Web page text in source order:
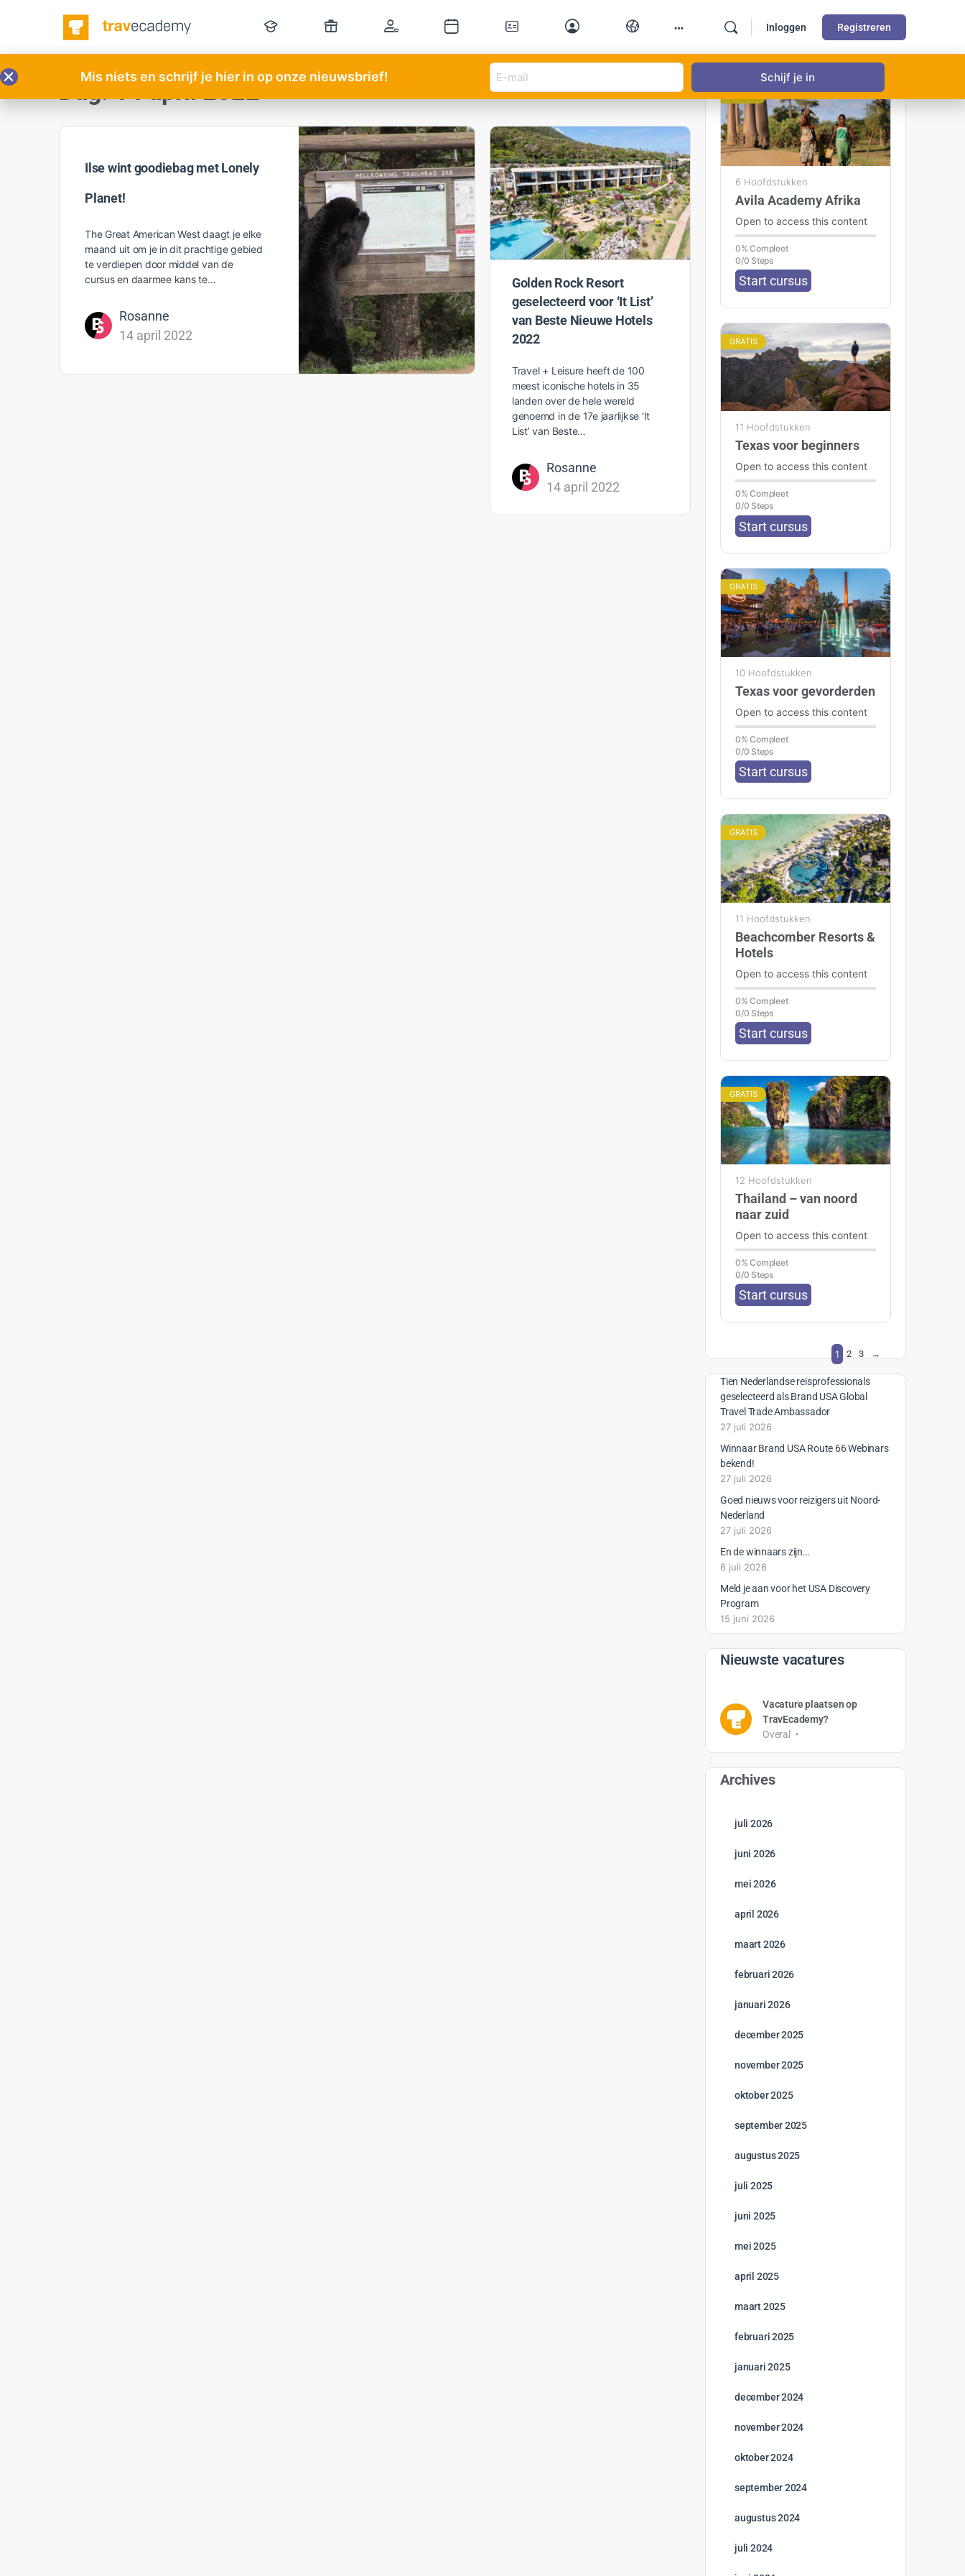
Inloggen Registreren
Dag:14 april 2022
Ilse wint goodiebag met Lonely
Planet!
The Great American West daagt je elke
maand uit om je in dit prachtige gebied
te verdiepen door middel van de
cursus en daarmee kans te…
Rosanne
14 april 2022
Golden Rock Resort
geselecteerd voor ‘It List’
van Beste Nieuwe Hotels
2022
Travel + Leisure heeft de 100
meest iconische hotels in 35
landen over de hele wereld
genoemd in de 17e jaarlijkse ‘It
List’ van Beste…
Rosanne
14 april 2022
6 Hoofdstukken
Avila Academy Afrika
Open to access this content
0% Compleet
0/0 Steps
Start cursus
GRATIS
11 Hoofdstukken
Texas voor beginners
Open to access this content
0% Compleet
0/0 Steps
Start cursus
GRATIS
10 Hoofdstukken
Texas voor gevorderden
Open to access this content
0% Compleet
0/0 Steps
Start cursus
GRATIS
11 Hoofdstukken
Beachcomber Resorts &
Hotels
Open to access this content
0% Compleet
0/0 Steps
Start cursus
GRATIS
12 Hoofdstukken
Thailand – van noord
naar zuid
Open to access this content
0% Compleet
0/0 Steps
Start cursus
1 2 3 →
Tien Nederlandse reisprofessionals
geselecteerd als Brand USA Global
Travel Trade Ambassador
27 juli 2026
Winnaar Brand USA Route 66 Webinars
bekend!
27 juli 2026
Goed nieuws voor reizigers uit Noord-
Nederland
27 juli 2026
En de winnaars zijn…
6 juli 2026
Meld je aan voor het USA Discovery
Program
15 juni 2026
Nieuwste vacatures
Vacature plaatsen op
TravEcademy?
Overal
Archives
juli 2026
juni 2026
mei 2026
april 2026
maart 2026
februari 2026
januari 2026
december 2025
november 2025
oktober 2025
september 2025
augustus 2025
juli 2025
juni 2025
mei 2025
april 2025
maart 2025
februari 2025
januari 2025
december 2024
november 2024
oktober 2024
september 2024
augustus 2024
juli 2024
Mis niets en schrijf je hier in op onze nieuwsbrief!
E-
mail